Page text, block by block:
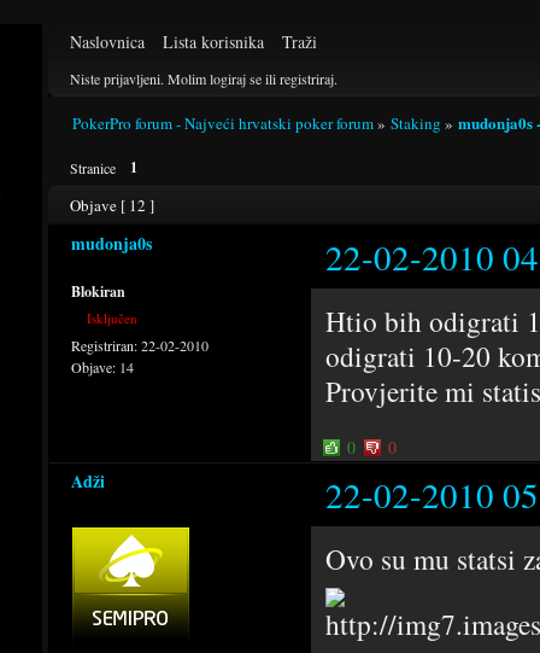
Naslovnica Lista korisnika Traži
Niste prijavljeni. Molim logiraj se ili registriraj.
PokerPro forum - Najveći hrvatski poker forum» Staking » mudonja0s
Stranice 1
Objave [ 12 ]
mudonja0s 22-02-2010
Blokiran
Isključen
Registriran:22-02-2010
Objave: 14
Htio bih odigrati
odigrati 10-20
Provjerite mi
0 0
Adži 22-02-2010
Ovo su mu statsi